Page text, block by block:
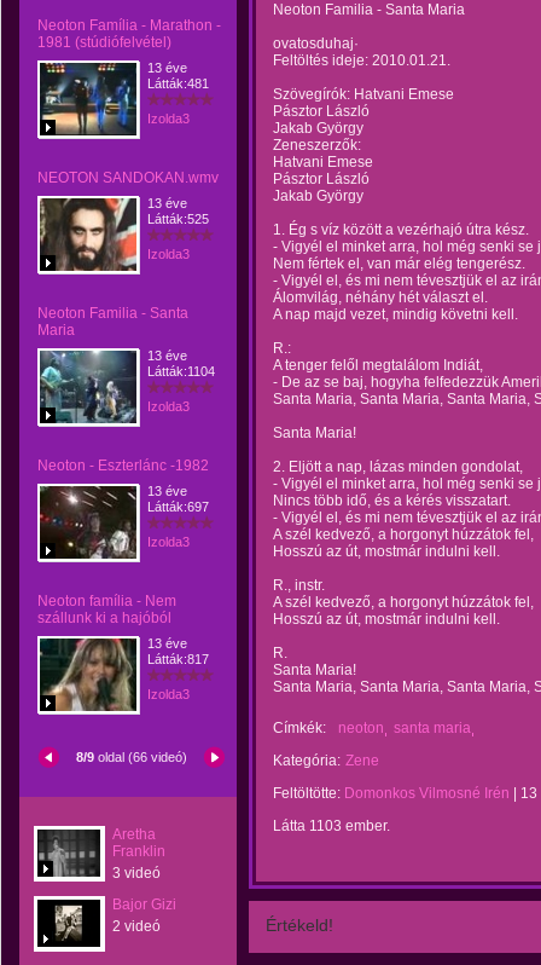
Neoton Família - Marathon -
1981 (stúdiófelvétel)
13 éve
Látták:481
Izolda3
NEOTON SANDOKAN.wmv
13 éve
Látták:525
Izolda3
Neoton Familia - Santa
Maria
13 éve
Látták:1104
Izolda3
Neoton - Eszterlánc -1982
13 éve
Látták:697
Izolda3
Neoton família - Nem
szállunk ki a hajóból
13 éve
Látták:817
Izolda3
8/9 oldal (66 videó)
Aretha
Franklin
3 videó
Bajor Gizi
2 videó
Neoton Familia - Santa Maria
ovatosduhaj·
Feltöltés ideje: 2010.01.21.
Szövegírók: Hatvani Emese
Pásztor László
Jakab György
Zeneszerzők:
Hatvani Emese
Pásztor László
Jakab György
1. Ég s víz között a vezérhajó útra kész.
- Vigyél el minket arra, hol még senki se
Nem fértek el, van már elég tengerész.
- Vigyél el, és mi nem tévesztjük el az
Álomvilág, néhány hét választ el.
A nap majd vezet, mindig követni kell.
R.:
A tenger felől megtalálom Indiát,
- De az se baj, hogyha felfedezzük
Santa Maria, Santa Maria, Santa Maria,
Santa Maria!
2. Eljött a nap, lázas minden gondolat,
- Vigyél el minket arra, hol még senki se
Nincs több idő, és a kérés visszatart.
- Vigyél el, és mi nem tévesztjük el az
A szél kedvező, a horgonyt húzzátok fel,
Hosszú az út, mostmár indulni kell.
R., instr.
A szél kedvező, a horgonyt húzzátok fel,
Hosszú az út, mostmár indulni kell.
R.
Santa Maria!
Santa Maria, Santa Maria, Santa Maria,
Címkék: neoton
santa maria
Kategória: Zene
Feltöltötte: Domonkos Vilmosné Irén
13
Látta 1103 ember.
Értékeld!